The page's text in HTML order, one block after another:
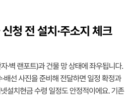
청 전 설치·주소지 체크
·벽 랜포트)과 건물 망 상태에 좌우됩니다.
배선 사진을 준비해 전달하면 일정 확정과
설치현금 수령 일정도 안정적이에요. 기존